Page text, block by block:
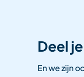
Deel
En we zijn